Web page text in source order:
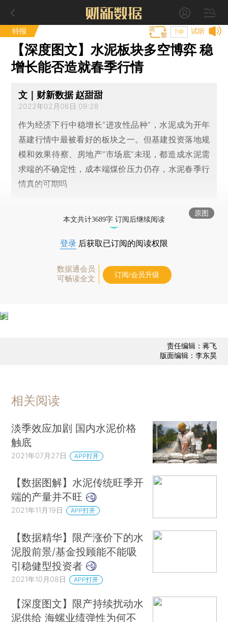
特报 试听
T中
【深度图文】水泥板块多空博弈 稳
增长能否造就春季行情
文｜财新数据 赵甜甜
2022年02月06日 09:28
作为经济下行中稳增长“进攻性品种”，水泥成为开年
基建行情中最被看好的板块之一。但基建投资落地规
模和效果待察、房地产“市场底”未现，都造成水泥需
求端的不确定性，成本端煤价压力仍存，水泥春季行
情真的可期吗
原图
本文共计3689字 订阅后继续阅读
登录 后获取已订阅的阅读权限
数据通会员
可畅读全文
订阅/会员升级
责任编辑：蒋飞
版面编辑：李东昊
相关阅读
淡季效应加剧 国内水泥价格
触底
2021年07月27日 APP打开
【数据图解】水泥传统旺季开
端的产量并不旺
2021年11月19日 APP打开
【数据精华】限产涨价下的水
泥股前景/基金投顾能不能吸
引稳健型投资者
2021年10月08日 APP打开
【深度图文】限产持续扰动水
泥供给 海螺业绩弹性为何不